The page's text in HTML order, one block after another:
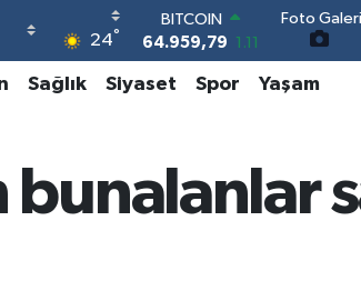
24°
BITCOIN
64.959,79 1.11
DOLAR
47,7436 0.18
64,4811
0.38
GRAM ALTIN
Foto Galeri
Sağlık Siyaset Spor Yaşam
bunalanlar